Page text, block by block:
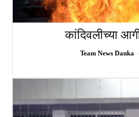
कांदिवलीच्या
Team News Danka -